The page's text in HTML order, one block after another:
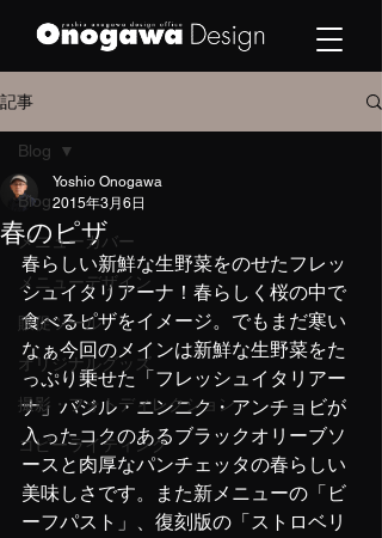
記事
Blog
メニューカバー
メニューデザイン
販促ツール
オリジナルグッズ
撮影・フォトディレクション
コピーライティング
Blog
春のピザ
Yoshio Onogawa
2015年3月6日
春らしい新鮮な生野菜をのせたフレッ
シュイタリアーナ！春らしく桜の中で
食べるピザをイメージ。でもまだ寒い
なぁ今回のメインは新鮮な生野菜をた
っぷり乗せた「フレッシュイタリアー
ナ」バジル・ニンニク・アンチョビが
入ったコクのあるブラックオリーブソ
ースと肉厚なパンチェッタの春らしい
美味しさです。また新メニューの「ビ
ーフパスト」、復刻版の「ストロベリ